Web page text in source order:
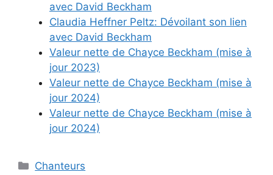
avec David Beckham
Claudia Heffner Peltz: Dévoilant son lien
avec David Beckham
Valeur nette de Chayce Beckham (mise à
jour 2023)
Valeur nette de Chayce Beckham (mise à
jour 2024)
Valeur nette de Chayce Beckham (mise à
jour 2024)
Categories
Chanteurs